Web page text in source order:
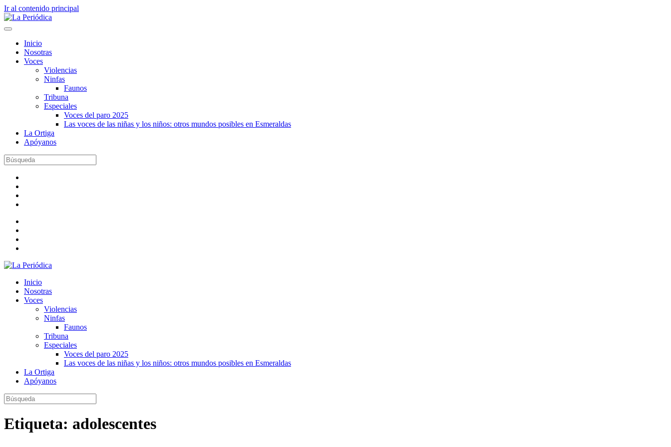
Ir al contenido principal
Inicio
Nosotras
Voces
Violencias
Ninfas
Faunos
Tribuna
Especiales
Voces del paro 2025
Las voces de las niñas y los niños: otros mundos posibles en Esmeraldas
La Ortiga
Apóyanos
Inicio
Nosotras
Voces
Violencias
Ninfas
Faunos
Tribuna
Especiales
Voces del paro 2025
Las voces de las niñas y los niños: otros mundos posibles en Esmeraldas
La Ortiga
Apóyanos
Etiqueta: adolescentes